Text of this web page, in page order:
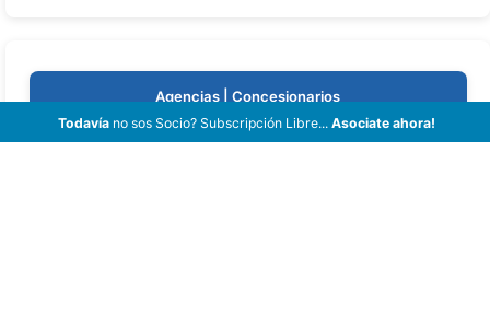
Agencias | Concesionarios
Todavíano sos Socio? Subscripción Libre... Asociate ahora!